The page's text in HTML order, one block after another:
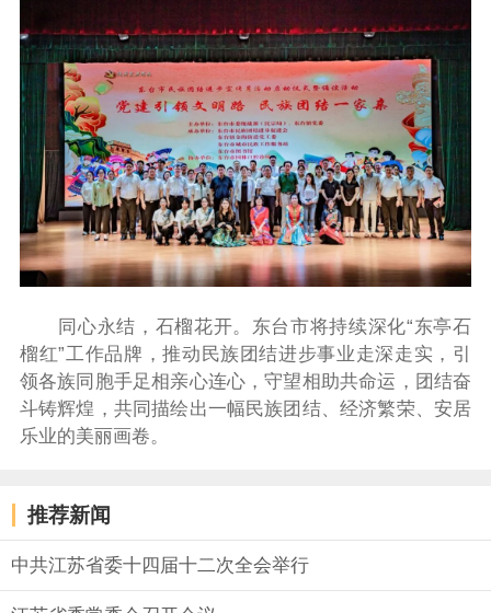
同心永结，石榴花开。东台市将持续深化“东亭石
榴红”工作品牌，推动民族团结进步事业走深走实，引
领各族同胞手足相亲心连心，守望相助共命运，团结奋
斗铸辉煌，共同描绘出一幅民族团结、经济繁荣、安居
乐业的美丽画卷。
推荐新闻
中共江苏省委十四届十二次全会举行